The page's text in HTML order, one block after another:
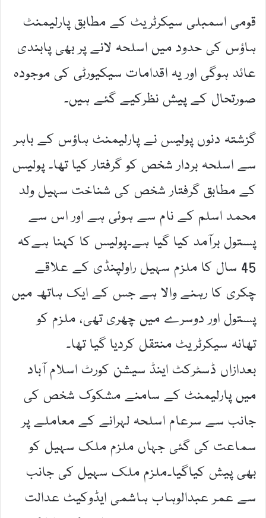
قومی اسمبلی سیکرٹریٹ کے مطابق پارلیمنٹ
ہاؤس کی حدود میں اسلحہ لانے پر بھی پابندی
عائد ہوگی اور یہ اقدامات سیکیورٹی کی موجودہ
صورتحال کے پیش نظرکیے گئے ہیں۔
گزشتہ دنوں پولیس نے پارلیمنٹ ہاؤس کے باہر
سے اسلحہ بردار شخص کو گرفتار کیا تھا۔ پولیس
کے مطابق گرفتار شخص کی شناخت سہیل ولد
محمد اسلم کے نام سے ہوئی ہے اور اس سے
پستول برآمد کیا گیا ہے۔پولیس کا کہنا ہےکہ
45 سال کا ملزم سہیل راولپنڈی کے علاقے
چکری کا رہنے والا ہے جس کے ایک ہاتھ میں
پستول اور دوسرے میں چھری تھی، ملزم کو
تھانہ سیکرٹریٹ منتقل کردیا گیا تھا۔
بعدازاں ڈسٹرکٹ اینڈ سیشن کورٹ اسلام آباد
میں پارلیمنٹ کے سامنے مشکوک شخص کی
جانب سے سرعام اسلحہ لہرانے کے معاملے پر
سماعت کی گئی جہاں ملزم ملک سہیل کو
بھی پیش کیاگیا۔ملزم ملک سہیل کی جانب
سے عمر عبدالوہاب ہاشمی ایڈوکیٹ عدالت